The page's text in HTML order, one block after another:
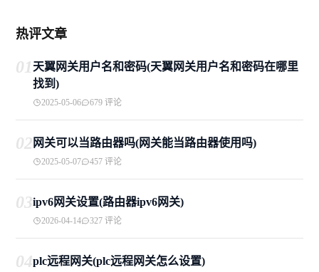
导固件更新备份恢复等可以有效解决问题同时提高
技术能力制定规范流程和使用管理工具也是预防的
关键措施随着技术的发展我们期待更多智能化的工
具来帮助避免这类提升网络的稳定性和安全性"
热评文章
01天翼网关用户名和密码(天翼网关用户名和密码在哪里
找到)
2025-05-06 679 评论
02 网关可以当路由器吗(网关能当路由器使用吗)
2025-05-07 457 评论
03ipv6网关设置(路由器ipv6网关)
2026-04-14 327 评论
04plc远程网关(plc远程网关怎么设置)